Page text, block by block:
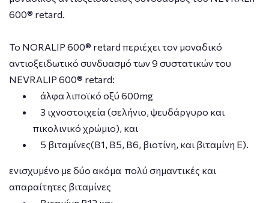
600® retard.
Το NORALIP 600® retard περιέχει τον μοναδικό
αντιοξειδωτικό συνδυασμό των 9 συστατικών του
NEVRALIP 600® retard:
άλφα λιποϊκό οξύ 600mg
3 ιχνοστοιχεία (σελήνιο, ψευδάργυρο και
πικολινικό χρώμιο), και
5 βιταμίνες(Β1, Β5, Β6, βιοτίνη, και βιταμίνη Ε).
ενισχυμένο με δύο ακόμα πολύ σημαντικές και
απαραίτητες βιταμίνες